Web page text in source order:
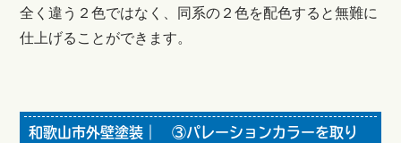
全く違う２色ではなく、同系の２色を配色すると無難に
仕上げることができます。
和歌山市外壁塗装｜ ③パレーションカラーを取り